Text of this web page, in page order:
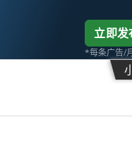
立即发
*每条广告/